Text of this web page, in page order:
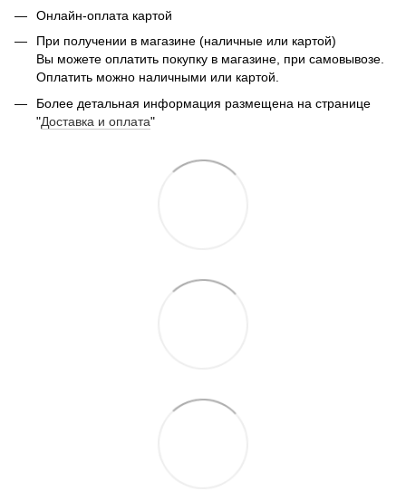
Онлайн-оплата картой
При получении в магазине (наличные или картой)
Вы можете оплатить покупку в магазине, при самовывозе.
Оплатить можно наличными или картой.
Более детальная информация размещена на странице
"Доставка и оплата"